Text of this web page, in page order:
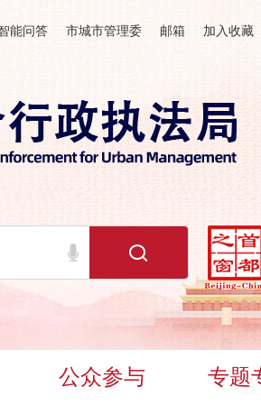
能问答 市城市管理委 邮箱 加入收藏
公众参与 专题